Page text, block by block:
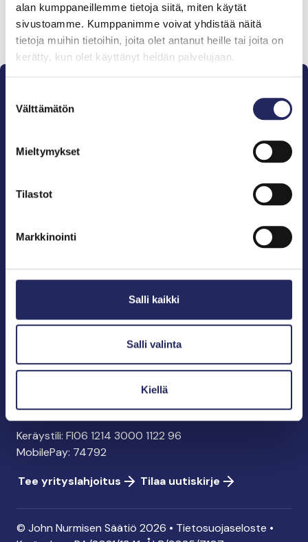
alan kumppaneillemme tietoja siitä, miten käytät
sivustoamme. Kumppanimme voivat yhdistää näitä
tietoja muihin tietoihin, joita olet antanut heille tai joita on
kerätty, kun olet käyttänyt heidän palvelujaan.
valinta
Välttämätön
Mieltymykset
Tilastot
Markkinointi
Salli kaikki
Salli valinta
Kiellä
Lahjoita ja liity tähän tiimiin
Pelastamme Itämeren ja sen perinnön tuleville
John Nurmisen Säätiö on Itämeren suojelija, meren
info@jnfoundation.fi
Kaikki yhteystiedot
Tee lahjoitus
Keräystili: FI06 1214 3000 1122 96
MobilePay: 74792
Tee yrityslahjoitus
Tilaa uutiskirje
© John Nurmisen Säätiö 2026 • Tietosuojaseloste •